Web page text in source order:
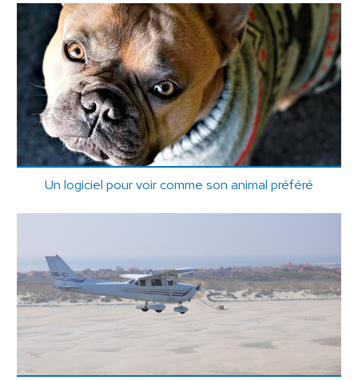
Un logiciel pour voir comme son animal préféré